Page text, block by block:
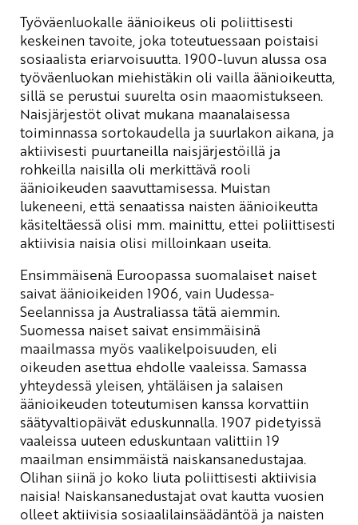
Työväenluokalle äänioikeus oli poliittisesti
keskeinen tavoite, joka toteutuessaan poistaisi
sosiaalista eriarvoisuutta. 1900-luvun alussa osa
työväenluokan miehistäkin oli vailla äänioikeutta,
sillä se perustui suurelta osin maaomistukseen.
Naisjärjestöt olivat mukana maanalaisessa
toiminnassa sortokaudella ja suurlakon aikana, ja
aktiivisesti puurtaneilla naisjärjestöillä ja
rohkeilla naisilla oli merkittävä rooli
äänioikeuden saavuttamisessa. Muistan
lukeneeni, että senaatissa naisten äänioikeutta
käsiteltäessä olisi mm. mainittu, ettei poliittisesti
aktiivisia naisia olisi milloinkaan useita.
Ensimmäisenä Euroopassa suomalaiset naiset
saivat äänioikeiden 1906, vain Uudessa-
Seelannissa ja Australiassa tätä aiemmin.
Suomessa naiset saivat ensimmäisinä
maailmassa myös vaalikelpoisuuden, eli
oikeuden asettua ehdolle vaaleissa. Samassa
yhteydessä yleisen, yhtäläisen ja salaisen
äänioikeuden toteutumisen kanssa korvattiin
säätyvaltiopäivät eduskunnalla. 1907 pidetyissä
vaaleissa uuteen eduskuntaan valittiin 19
maailman ensimmäistä naiskansanedustajaa.
Olihan siinä jo koko liuta poliittisesti aktiivisia
naisia! Naiskansanedustajat ovat kautta vuosien
olleet aktiivisia sosiaalilainsäädäntöä ja naisten